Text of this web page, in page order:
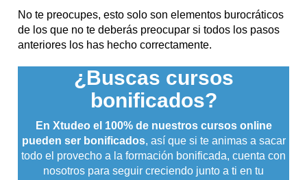
No te preocupes, esto solo son elementos burocráticos
de los que no te deberás preocupar si todos los pasos
anteriores los has hecho correctamente.
¿Buscas cursos
bonificados?
En Xtudeo el 100% de nuestros cursos online
pueden ser bonificados, así que si te animas a sacar
todo el provecho a la formación bonificada, cuenta con
nosotros para seguir creciendo junto a ti en tu